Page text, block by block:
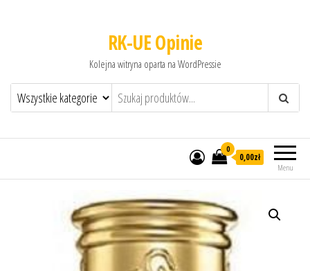
RK-UE Opinie
Kolejna witryna oparta na WordPressie
Menu
0
0,00zł